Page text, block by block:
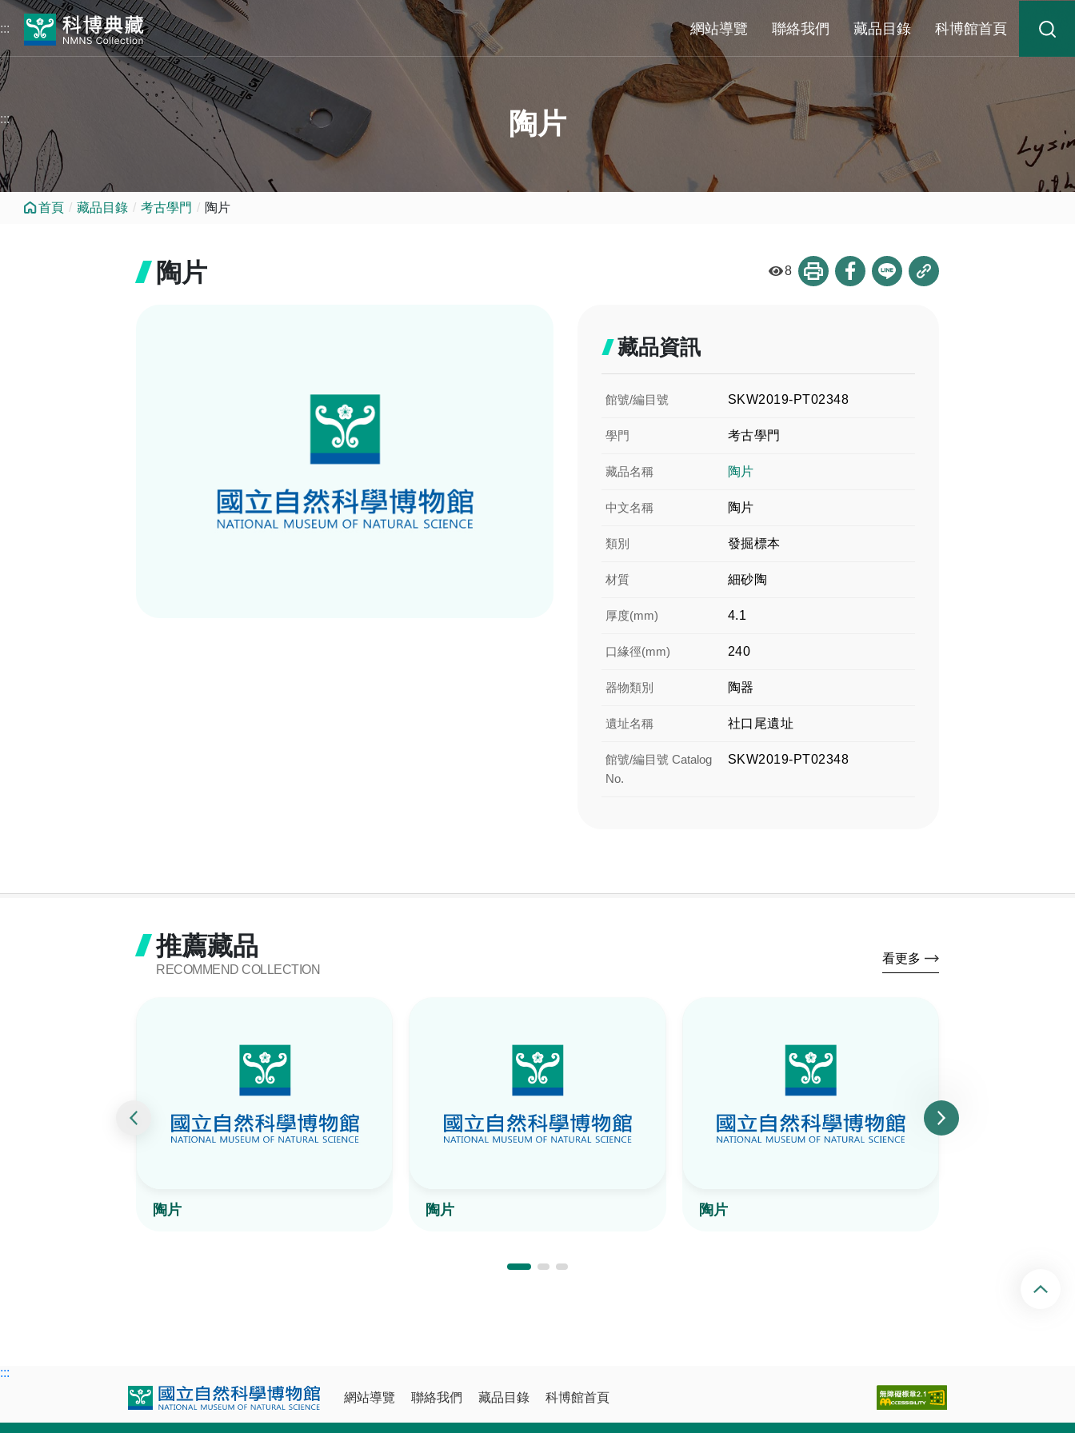
跳到中央內容區塊
:::
網站導覽 聯絡我們 藏品目錄 科博館首頁
陶片
:::
首頁 藏品目錄 考古學門 陶片
陶片 8
藏品資訊
館號/編目號 SKW2019-PT02348
學門 考古學門
藏品名稱 陶片
中文名稱 陶片
類別 發掘標本
材質 細砂陶
厚度(mm) 4.1
口緣徑(mm) 240
器物類別 陶器
遺址名稱 社口尾遺址
館號/編目號 Catalog
No.
SKW2019-PT02348
推薦藏品
RECOMMEND COLLECTION
看更多
陶片 陶片 陶片
:::
網站導覽
聯絡我們 藏品目錄 科博館首頁
回頂端